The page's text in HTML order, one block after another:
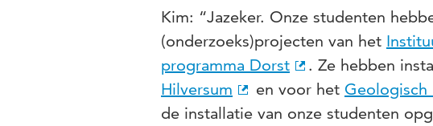
Kim: “Jazeker. Onze studenten
(onderzoeks)projecten van het
programma Dorst
. Ze hebben
Hilversum
en voor het Geologisch
de installatie van onze studenten